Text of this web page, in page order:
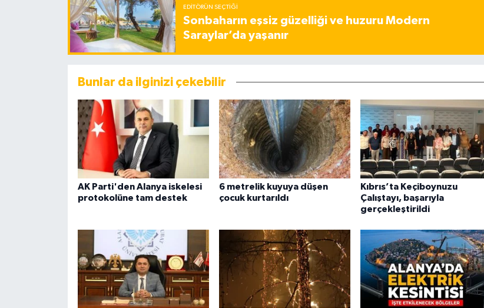
EDITÖRÜN SEÇTIĞI
Sonbaharın eşsiz güzelliği ve huzuru Modern
Saraylar’da yaşanır
Bunlar da ilginizi çekebilir
AK Parti'den Alanya iskelesi
protokolüne tam destek
6 metrelik kuyuya düşen
çocuk kurtarıldı
Kıbrıs’ta Keçiboynuzu
Çalıştayı, başarıyla
gerçekleştirildi